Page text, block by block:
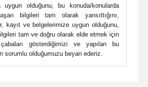
uygun olduğunu, bu konuda/konularda
bilgileri tam olarak yansıttığını,
kayıt ve belgelerimize uygun olduğunu,
tam ve doğru olarak elde etmek için
gösterdiğimizi ve yapılan bu
sorumlu olduğumuzu beyan ederiz.